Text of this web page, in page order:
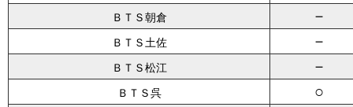
ＢＴＳ朝倉 －
ＢＴＳ土佐 －
ＢＴＳ松江 －
ＢＴＳ呉 ○